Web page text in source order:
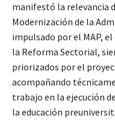
manifestó la relevancia
Modernización de la
impulsado por el MAP,
la Reforma Sectorial,
priorizados por el
acompañando
trabajo en la ejecución
la educación